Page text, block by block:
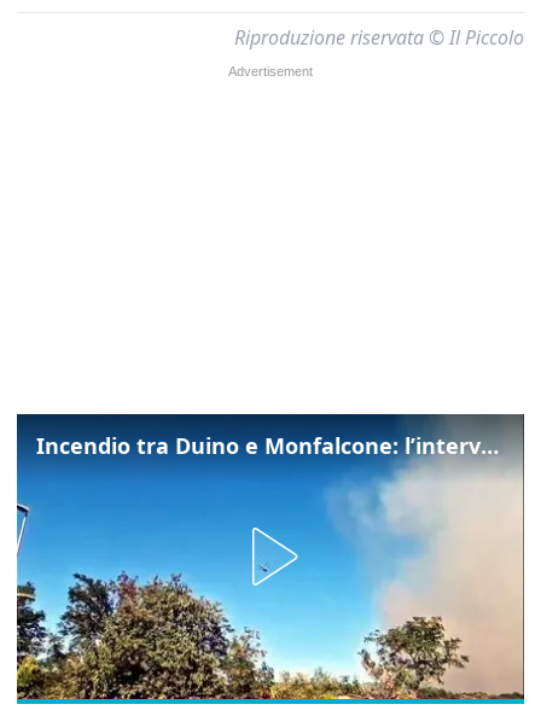
Riproduzione riservata © Il Piccolo
Incendio tra Duino e Monfalcone: l’intervento dei vigili del fuoco